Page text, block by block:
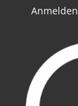
Anmelden